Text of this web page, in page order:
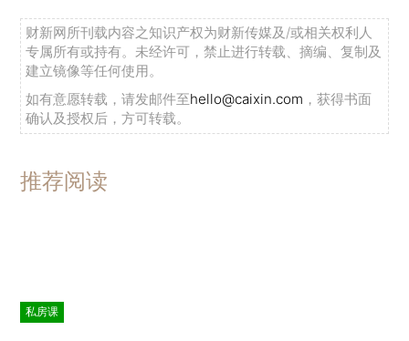
财新网所刊载内容之知识产权为财新传媒及/或相关权利人
专属所有或持有。未经许可，禁止进行转载、摘编、复制及
建立镜像等任何使用。
如有意愿转载，请发邮件至hello@caixin.com ，获得书面
确认及授权后，方可转载。
推荐阅读
私房课